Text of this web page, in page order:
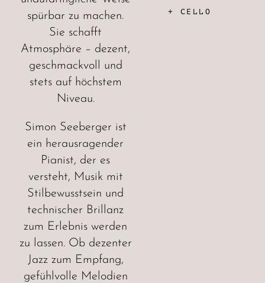
spürbar zu machen.
Sie schafft
Atmosphäre – dezent,
geschmackvoll und
stets auf höchstem
Niveau.
Simon Seeberger ist
ein herausragender
Pianist, der es
versteht, Musik mit
Stilbewusstsein und
technischer Brillanz
zum Erlebnis werden
zu lassen. Ob dezenter
Jazz zum Empfang,
gefühlvolle Melodien
+ CELLO